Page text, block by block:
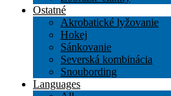
Ostatné
Akrobatické lyžovanie
Hokej
Sánkovanie
Severská kombinácia
Snoubording
Languages